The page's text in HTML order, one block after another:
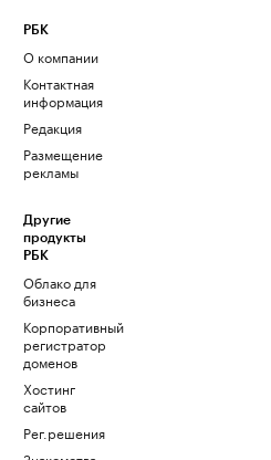
РБК
О компании
Контактная
информация
Редакция
Размещение
рекламы
Другие
продукты
РБК
Облако для
бизнеса
Корпоративный
регистратор
доменов
Хостинг
сайтов
Рег.решения